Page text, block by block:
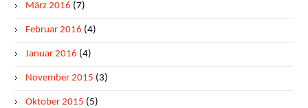
März 2016 (7)
Februar 2016 (4)
Januar 2016 (4)
November 2015 (3)
Oktober 2015 (5)